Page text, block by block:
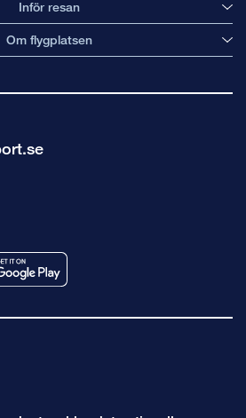
Inför resan
Om flygplatsen